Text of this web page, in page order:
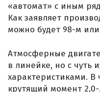
«автомат» с иным
Как заявляет
можно будет 98-м
Атмосферные
в линейке, но с чуть
характеристиками. В
крутящий момент